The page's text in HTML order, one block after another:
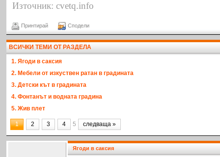
Източник: cvetq.info
Принтирай Сподели
ВСИЧКИ ТЕМИ ОТ РАЗДЕЛА
1. Ягоди в саксия
2. Мебели от изкуствен ратан в градината
3. Детски кът в градината
4. Фонтанът и водната градина
5. Жив плет
1 2 3 4 5 следваща »
Ягоди в саксия